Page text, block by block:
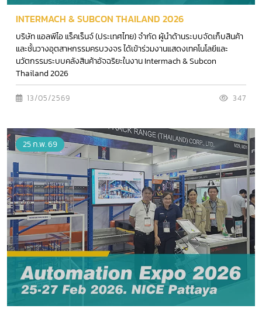
INTERMACH & SUBCON THAILAND 2026
บริษัท แอลพีไอ แร็คเร็นจ์ (ประเทศไทย) จำกัด ผู้นำด้านระบบจัดเก็บสินค้า
และชั้นวางอุตสาหกรรมครบวงจร ได้เข้าร่วมงานแสดงเทคโนโลยีและ
นวัตกรรมระบบคลังสินค้าอัจฉริยะในงาน Intermach & Subcon
Thailand 2026
13/05/2569 347
25 ก.พ. 69